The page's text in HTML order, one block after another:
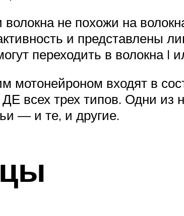
не похожи на
и представлены
переходить в волокна I
входят в
всех трех типов. Одни из
— и те, и другие.